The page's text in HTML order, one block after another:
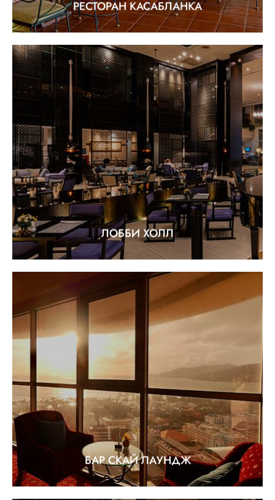
РЕСТОРАН КАСАБЛАНКА
ЛОББИ ХОЛЛ
ЛОББИ ХОЛЛ
"Празднование жизни в полном объеме"
EXPLORE
БАР СКАЙ ЛАУНДЖ
БАР СКАЙ ЛАУНДЖ
"Романтика, коктейли и закаты"
EXPLORE